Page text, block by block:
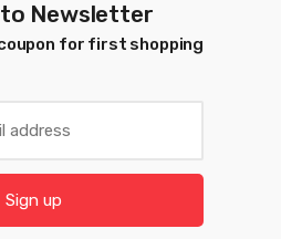
Newsletter
for first shopping
Sign up